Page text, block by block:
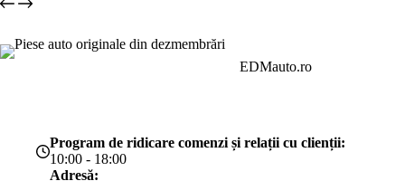
EDMauto.ro
Program de ridicare comenzi și relații cu clienții:
10:00 - 18:00
Adresă: